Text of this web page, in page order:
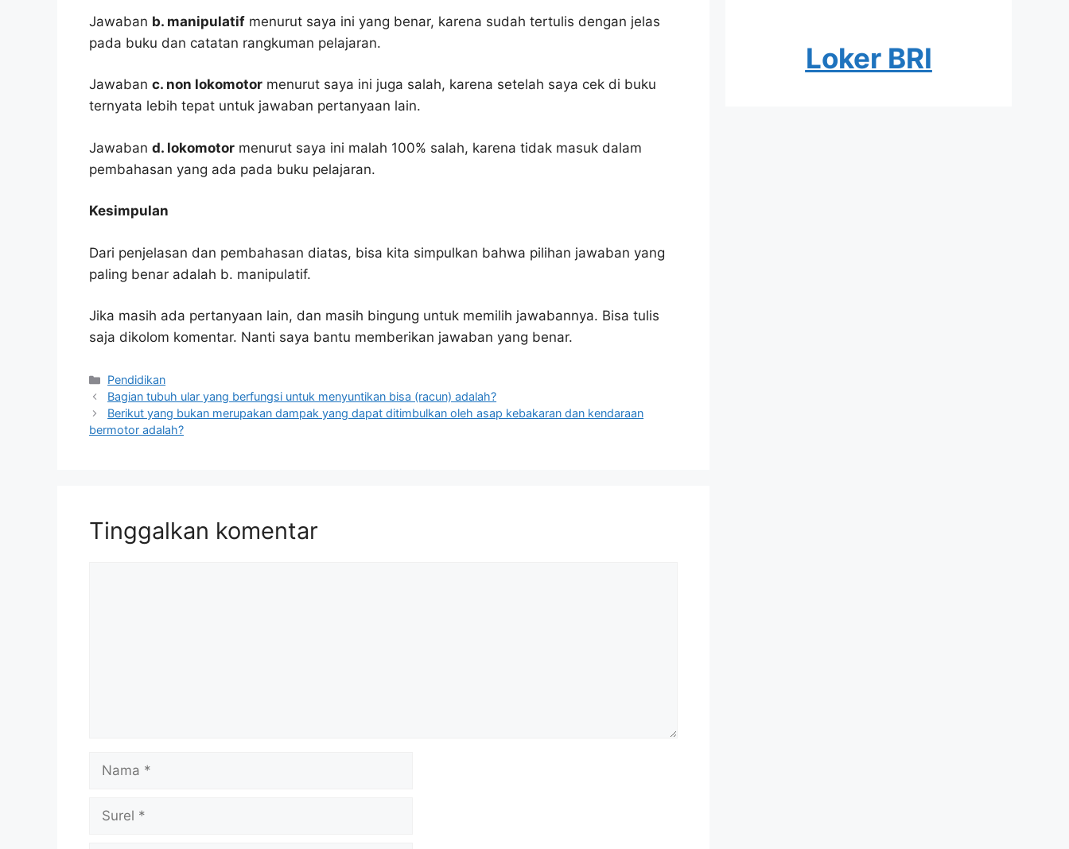
Jawaban b. manipulatif menurut saya ini yang benar, karena sudah tertulis dengan jelas
pada buku dan catatan rangkuman pelajaran.
Jawaban c. non lokomotor menurut saya ini juga salah, karena setelah saya cek di buku
ternyata lebih tepat untuk jawaban pertanyaan lain.
Jawaban d. lokomotor menurut saya ini malah 100% salah, karena tidak masuk dalam
pembahasan yang ada pada buku pelajaran.
Kesimpulan
Dari penjelasan dan pembahasan diatas, bisa kita simpulkan bahwa pilihan jawaban yang
paling benar adalah b. manipulatif.
Jika masih ada pertanyaan lain, dan masih bingung untuk memilih jawabannya. Bisa tulis
saja dikolom komentar. Nanti saya bantu memberikan jawaban yang benar.
Kategori
Pendidikan
Bagian tubuh ular yang berfungsi untuk menyuntikan bisa (racun) adalah?
Berikut yang bukan merupakan dampak yang dapat ditimbulkan oleh asap kebakaran dan kendaraan
bermotor adalah?
Tinggalkan komentar
Nama
Surel
Loker BRI